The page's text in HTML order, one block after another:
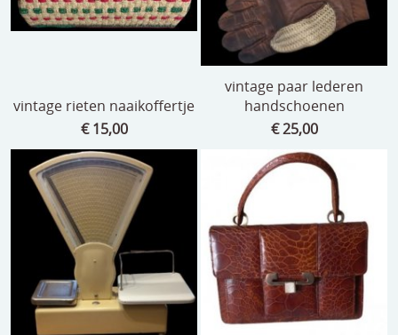
vintage rieten naaikoffertje
€ 15,00
vintage paar lederen
handschoenen
€ 25,00